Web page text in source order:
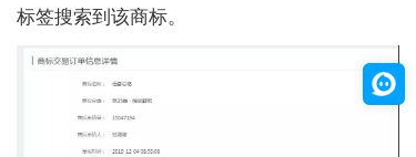
标签搜索到该商标。